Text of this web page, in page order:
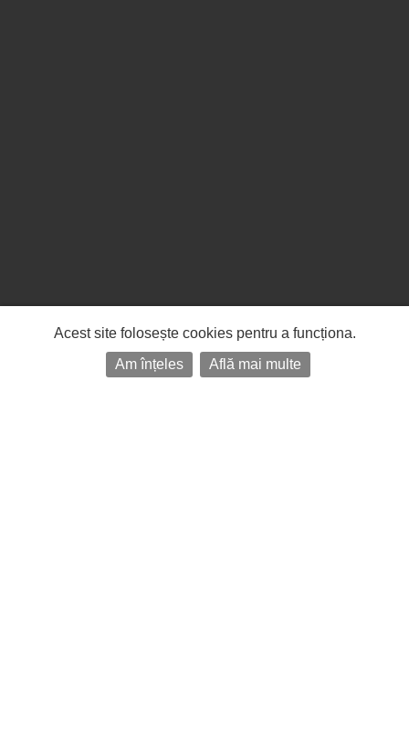
Acest site folosește cookies pentru a funcționa.
Am înțeles
Află mai multe